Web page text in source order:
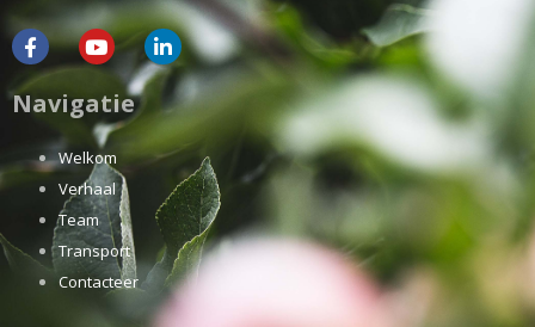
Navigatie
Welkom
Verhaal
Team
Transport
Contacteer